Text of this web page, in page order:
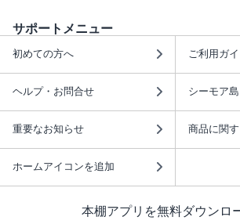
サポートメニュー
初めての方へ ご利用ガ
ヘルプ・お問合せ シーモア島
重要なお知らせ 商品に関
ホームアイコンを追加
本棚アプリを無料ダウンロ